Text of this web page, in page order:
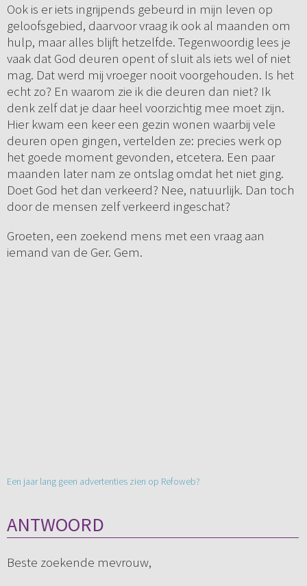
Ook is er iets ingrijpends gebeurd in mijn leven op
geloofsgebied, daarvoor vraag ik ook al maanden om
hulp, maar alles blijft hetzelfde. Tegenwoordig lees je
vaak dat God deuren opent of sluit als iets wel of niet
mag. Dat werd mij vroeger nooit voorgehouden. Is het
echt zo? En waarom zie ik die deuren dan niet? Ik
denk zelf dat je daar heel voorzichtig mee moet zijn.
Hier kwam een keer een gezin wonen waarbij vele
deuren open gingen, vertelden ze: precies werk op
het goede moment gevonden, etcetera. Een paar
maanden later nam ze ontslag omdat het niet ging.
Doet God het dan verkeerd? Nee, natuurlijk. Dan toch
door de mensen zelf verkeerd ingeschat?
Groeten, een zoekend mens met een vraag aan
iemand van de Ger. Gem.
Een jaar lang geen advertenties zien op Refoweb?
ANTWOORD
Beste zoekende mevrouw,